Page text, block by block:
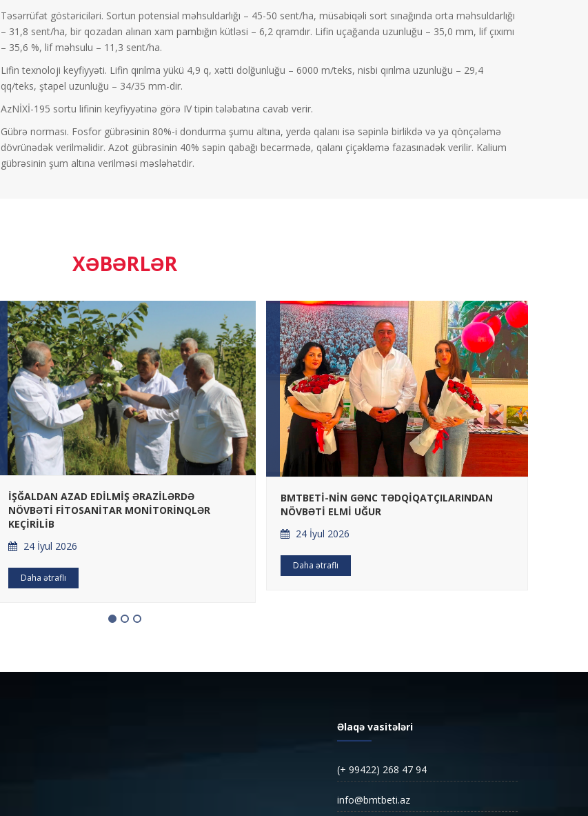
Təsərrüfat göstəriciləri. Sortun potensial məhsuldarlığı – 45-50 sent/ha, müsabiqəli sort sınağında orta məhsuldarlığı
– 31,8 sent/ha, bir qozadan alınan xam pambığın kütləsi – 6,2 qramdır. Lifin uçağanda uzunluğu – 35,0 mm, lif çıxımı
– 35,6 %, lif məhsulu – 11,3 sent/ha.
Lifin texnoloji keyfiyyəti. Lifin qırılma yükü 4,9 q, xətti dolğunluğu – 6000 m/teks, nisbi qırılma uzunluğu – 29,4
qq/teks, ştapel uzunluğu – 34/35 mm-dir.
AzNİXİ-195 sortu lifinin keyfiyyətinə görə IV tipin tələbatına cavab verir.
Gübrə norması. Fosfor gübrəsinin 80%-i dondurma şumu altına, yerdə qalanı isə səpinlə birlikdə və ya qönçələmə
dövrünədək verilməlidir. Azot gübrəsinin 40% səpin qabağı becərmədə, qalanı çiçəkləmə fazasınadək verilir. Kalium
gübrəsinin şum altına verilməsi məsləhətdir.
XƏBƏRLƏR
İŞĞALDAN AZAD EDİLMİŞ ƏRAZİLƏRDƏ
NÖVBƏTİ FİTOSANİTAR MONİTORİNQLƏR
KEÇİRİLİB
24 İyul 2026
Daha ətraflı
BMTBETİ-NİN GƏNC TƏDQİQATÇILARINDAN
NÖVBƏTİ ELMİ UĞUR
24 İyul 2026
Daha ətraflı
Əlaqə vasitələri
(+ 99422) 268 47 94
info@bmtbeti.az